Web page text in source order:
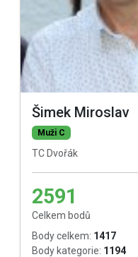
Šimek Miroslav
Muži C
TC Dvořák
2591
Celkem bodů
Body celkem: 1417
Body kategorie: 1194